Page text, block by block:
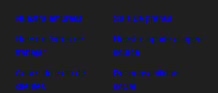
Nuestra empresa
Nuestra forma de
trabajar
Casos de éxito de
clientes
Sala de prensa
Nuestro aporte al open
source
Responsabilidad
social